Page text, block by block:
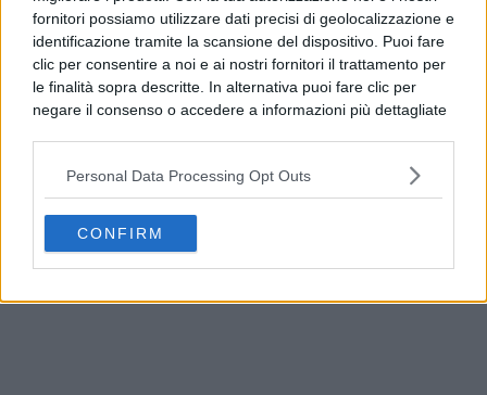
fornitori possiamo utilizzare dati precisi di geolocalizzazione e
identificazione tramite la scansione del dispositivo. Puoi fare
clic per consentire a noi e ai nostri fornitori il trattamento per
le finalità sopra descritte. In alternativa puoi fare clic per
negare il consenso o accedere a informazioni più dettagliate
possono non richiedere il tuo consenso, ma hai il diritto di
opporti a tale trattamento. Le tue preferenze si
preferenze in qualsiasi momento ritornando su questo sito o
consultando la nostrainformativa sulla riservatezza.
Personal Data Processing Opt Outs
CONFIRM